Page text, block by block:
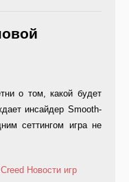
о том, какой будет
инсайдер Smooth-
сеттингом игра не
Новости игр